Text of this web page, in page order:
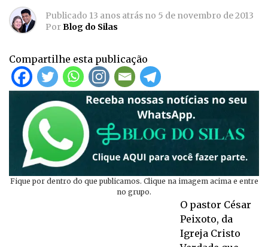
Publicado 13 anos atrás no 5 de novembro de 2013
PorBlog do Silas
Compartilhe esta publicação
Fique por dentro do que publicamos. Clique na imagem acima e entre
no grupo.
O pastor César
Peixoto, da
Igreja Cristo